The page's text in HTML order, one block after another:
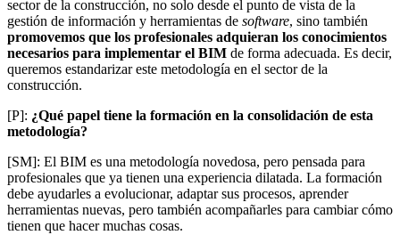
sector de la construcción, no solo desde el punto de vista de la
gestión de información y herramientas de software, sino también
promovemos que los profesionales adquieran los conocimientos
necesarios para implementar el BIM de forma adecuada. Es decir,
queremos estandarizar este metodología en el sector de la
construcción.
[P]: ¿Qué papel tiene la formación en la consolidación de esta
metodología?
[SM]: El BIM es una metodología novedosa, pero pensada para
profesionales que ya tienen una experiencia dilatada. La formación
debe ayudarles a evolucionar, adaptar sus procesos, aprender
herramientas nuevas, pero también acompañarles para cambiar cómo
tienen que hacer muchas cosas.